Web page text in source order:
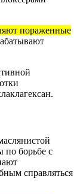
пораженные
по борьбе с
справляться